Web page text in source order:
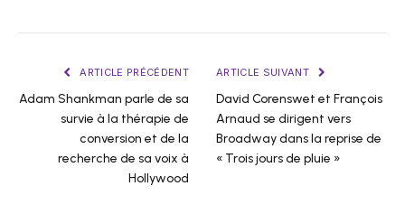
ARTICLE PRÉCÉDENT
Adam Shankman parle de sa
survie à la thérapie de
conversion et de la
recherche de sa voix à
Hollywood
ARTICLE SUIVANT
David Corenswet et François
Arnaud se dirigent vers
Broadway dans la reprise de
« Trois jours de pluie »